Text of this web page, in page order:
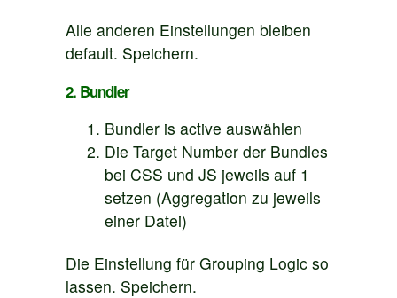
Alle anderen Einstellungen bleiben
default. Speichern.
2. Bundler
Bundler is active auswählen
Die Target Number der Bundles
bei CSS und JS jeweils auf 1
setzen (Aggregation zu jeweils
einer Datei)
Die Einstellung für Grouping Logic so
lassen. Speichern.